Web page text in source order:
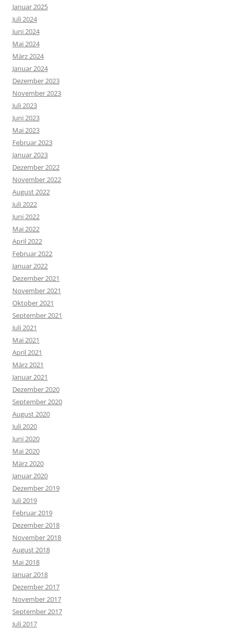
Januar 2025
Juli 2024
Juni 2024
Mai 2024
März 2024
Januar 2024
Dezember 2023
November 2023
Juli 2023
Juni 2023
Mai 2023
Februar 2023
Januar 2023
Dezember 2022
November 2022
August 2022
Juli 2022
Juni 2022
Mai 2022
April 2022
Februar 2022
Januar 2022
Dezember 2021
November 2021
Oktober 2021
September 2021
Juli 2021
Mai 2021
April 2021
März 2021
Januar 2021
Dezember 2020
September 2020
August 2020
Juli 2020
Juni 2020
Mai 2020
März 2020
Januar 2020
Dezember 2019
Juli 2019
Februar 2019
Dezember 2018
November 2018
August 2018
Mai 2018
Januar 2018
Dezember 2017
November 2017
September 2017
Juli 2017